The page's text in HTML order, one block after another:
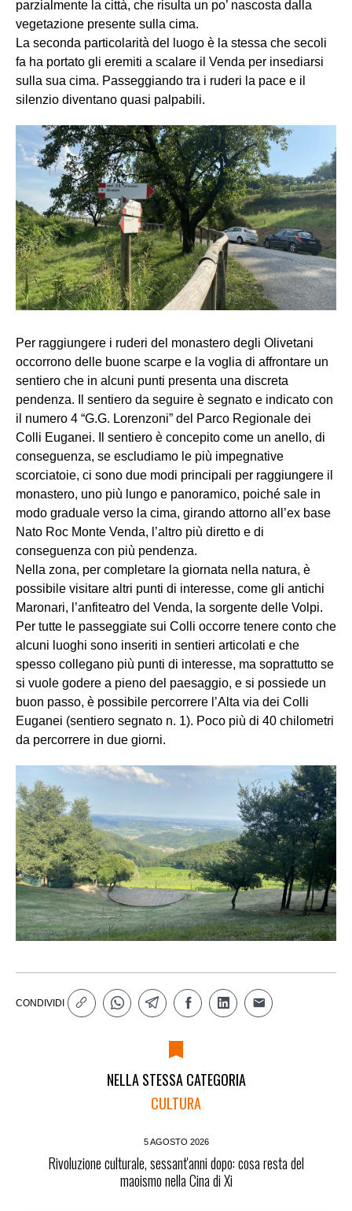
parzialmente la città, che risulta un po’ nascosta dalla
vegetazione presente sulla cima.
La seconda particolarità del luogo è la stessa che secoli
fa ha portato gli eremiti a scalare il Venda per insediarsi
sulla sua cima. Passeggiando tra i ruderi la pace e il
silenzio diventano quasi palpabili.
Per raggiungere i ruderi del monastero degli Olivetani
occorrono delle buone scarpe e la voglia di affrontare un
sentiero che in alcuni punti presenta una discreta
pendenza. Il sentiero da seguire è segnato e indicato con
il numero 4 “G.G. Lorenzoni” del Parco Regionale dei
Colli Euganei. Il sentiero è concepito come un anello, di
conseguenza, se escludiamo le più impegnative
scorciatoie, ci sono due modi principali per raggiungere il
monastero, uno più lungo e panoramico, poiché sale in
modo graduale verso la cima, girando attorno all’ex base
Nato Roc Monte Venda, l’altro più diretto e di
conseguenza con più pendenza.
Nella zona, per completare la giornata nella natura, è
possibile visitare altri punti di interesse, come gli antichi
Maronari, l’anfiteatro del Venda, la sorgente delle Volpi.
Per tutte le passeggiate sui Colli occorre tenere conto che
alcuni luoghi sono inseriti in sentieri articolati e che
spesso collegano più punti di interesse, ma soprattutto se
si vuole godere a pieno del paesaggio, e si possiede un
buon passo, è possibile percorrere l’Alta via dei Colli
Euganei (sentiero segnato n. 1). Poco più di 40 chilometri
da percorrere in due giorni.
CONDIVIDI
NELLA STESSA CATEGORIA
CULTURA
5 AGOSTO 2026
Rivoluzione culturale, sessant'anni dopo: cosa resta del
maoismo nella Cina di Xi